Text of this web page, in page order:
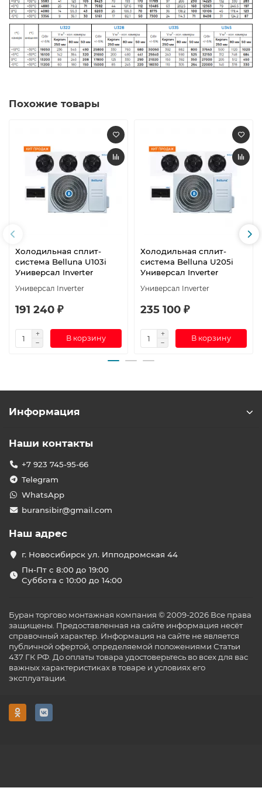
Похожие товары
Холодильная сплит-
система Belluna U103i
Универсал Inverter
Универсал Inverter
191 240 ₽
В корзину
Холодильная сплит-
система Belluna U205i
Универсал Inverter
Универсал Inverter
235 100 ₽
В корзину
Информация
Наши контакты
+7 923 745-95-66
Telegram
WhatsApp
buransibir@gmail.com
Наш адрес
г. Новосибирск ул. Ипподромская 44
Пн-Пт с 8:00 до 19:00
Суббота с 10:00 до 14:00
Буран торгово монтажная компания © 2009-2026 Все права
защищены. Предоставленная на сайте информация несёт
справочный характер. Информация на сайте не является
публичной офертой, определяемой положениями Статьи
437 ГК РФ. До оплаты товара удостоверьтесь во всех для вас
важных характеристиках в товаре и условиях его
эксплуатации.